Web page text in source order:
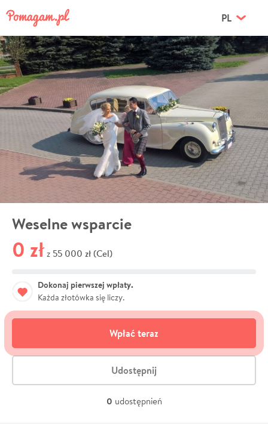
PL
Weselne wsparcie
0 zł z 55 000 zł (Cel)
Dokonaj pierwszej wpłaty.
Każda złotówka się liczy.
Wpłać teraz
Udostępnij
0 udostępnień